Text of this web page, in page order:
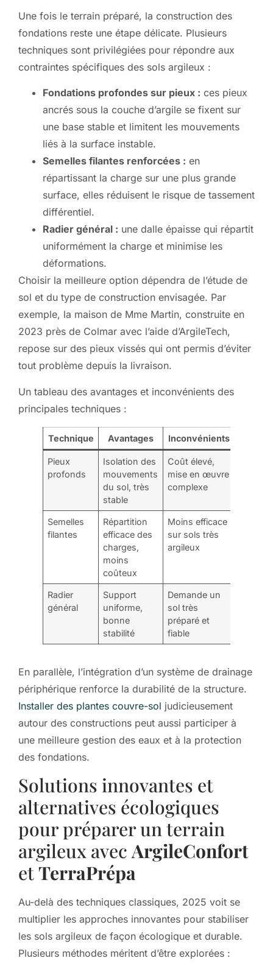
Une fois le terrain préparé, la construction des
fondations reste une étape délicate. Plusieurs
techniques sont privilégiées pour répondre aux
contraintes spécifiques des sols argileux :
Fondations profondes sur pieux : ces pieux
ancrés sous la couche d’argile se fixent sur
une base stable et limitent les mouvements
liés à la surface instable.
Semelles filantes renforcées : en
répartissant la charge sur une plus grande
surface, elles réduisent le risque de tassement
différentiel.
Radier général : une dalle épaisse qui répartit
uniformément la charge et minimise les
déformations.
Choisir la meilleure option dépendra de l’étude de
sol et du type de construction envisagée. Par
exemple, la maison de Mme Martin, construite en
2023 près de Colmar avec l’aide d’ArgileTech,
repose sur des pieux vissés qui ont permis d’éviter
tout problème depuis la livraison.
Un tableau des avantages et inconvénients des
principales techniques :
Technique Avantages Inconvénients
Pieux
profonds
Isolation des
mouvements
du sol, très
stable
Coût élevé,
mise en œuvre
complexe
Semelles
filantes
Répartition
efficace des
charges,
moins
coûteux
Moins efficace
sur sols très
argileux
Radier
général
Support
uniforme,
bonne
stabilité
Demande un
sol très
préparé et
fiable
En parallèle, l’intégration d’un système de drainage
périphérique renforce la durabilité de la structure.
Installer des plantes couvre-sol judicieusement
autour des constructions peut aussi participer à
une meilleure gestion des eaux et à la protection
des fondations.
Solutions innovantes et
alternatives écologiques
pour préparer un terrain
argileux avecArgileConfort
etTerraPrépa
Au-delà des techniques classiques, 2025 voit se
multiplier les approches innovantes pour stabiliser
les sols argileux de façon écologique et durable.
Plusieurs méthodes méritent d’être explorées :